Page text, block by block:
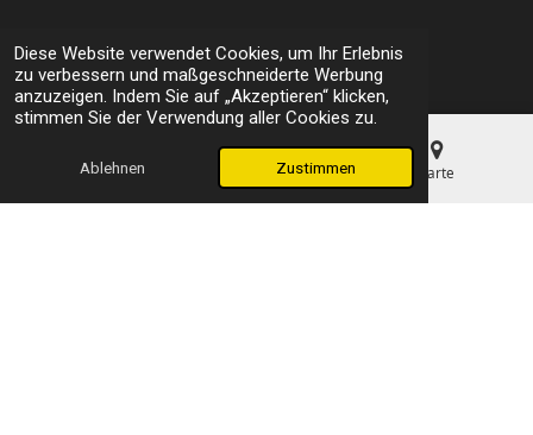
Diese Website verwendet Cookies, um Ihr Erlebnis
zu verbessern und maßgeschneiderte Werbung
anzuzeigen. Indem Sie auf „Akzeptieren“ klicken,
stimmen Sie der Verwendung aller Cookies zu.
Ablehnen Zustimmen
Datenschutz
Erst Waterjet Härtel
fragen.
Wir erheben hier ein Urheberrecht auf den Inhalt der Website und
E-Mail Telefon Karte